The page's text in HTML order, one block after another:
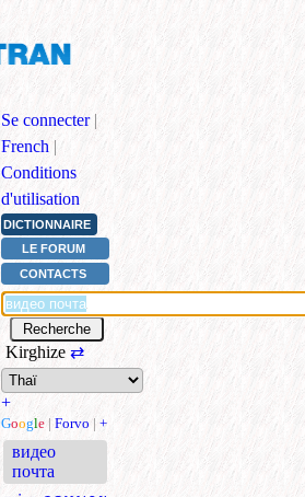
Se connecter |
French |
Conditions
d'utilisation
DICTIONNAIRE
LE FORUM
CONTACTS
Kirghize ⇄
+
Google | Forvo | +
видео
почта